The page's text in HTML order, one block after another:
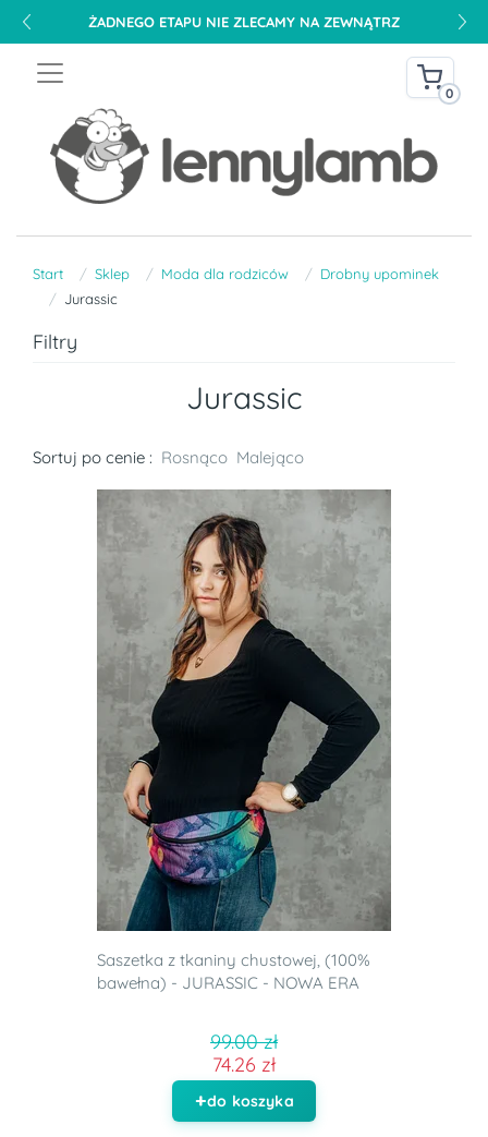
ŻADNEGO ETAPU NIE ZLECAMY NA ZEWNĄTRZ
0
Start Sklep Moda dla rodziców
Drobny upominek
Jurassic
Filtry
Jurassic
Sortuj po cenie : Rosnąco Malejąco
Saszetka z tkaniny chustowej, (100%
bawełna) - JURASSIC - NOWA ERA
99.00 zł
74.26 zł
do koszyka